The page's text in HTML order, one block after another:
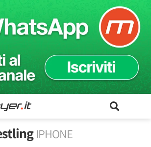
IPHONE